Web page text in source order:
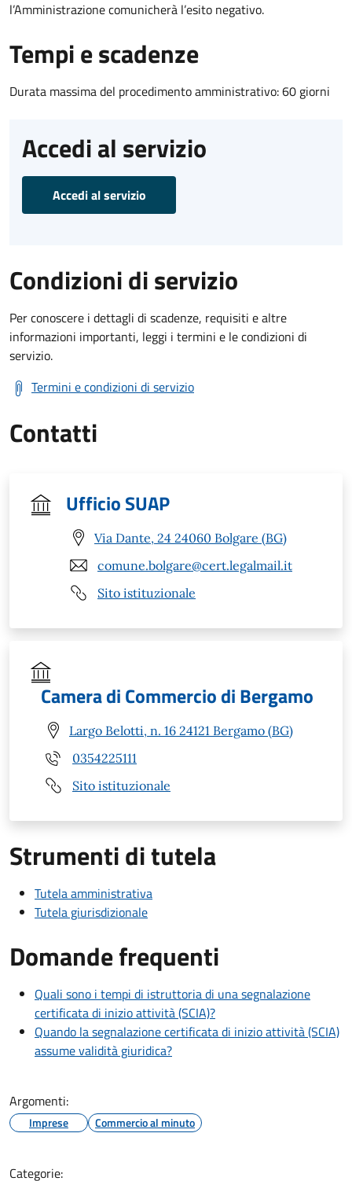
l’Amministrazione comunicherà l’esito negativo.
Tempi e scadenze
Durata massima del procedimento amministrativo: 60 giorni
Accedi al servizio
Accedi al servizio
Condizioni di servizio
Per conoscere i dettagli di scadenze, requisiti e altre
informazioni importanti, leggi i termini e le condizioni di
servizio.
Termini e condizioni di servizio
Contatti
Ufficio SUAP
Via Dante, 24 24060 Bolgare (BG)
comune.bolgare@cert.legalmail.it
Sito istituzionale
Camera di Commercio di Bergamo
Largo Belotti, n. 16 24121 Bergamo (BG)
0354225111
Sito istituzionale
Strumenti di tutela
Tutela amministrativa
Tutela giurisdizionale
Domande frequenti
Quali sono i tempi di istruttoria di una segnalazione
certificata di inizio attività (SCIA)?
Quando la segnalazione certificata di inizio attività (SCIA)
assume validità giuridica?
Argomenti:
Imprese Commercio al minuto
Categorie: